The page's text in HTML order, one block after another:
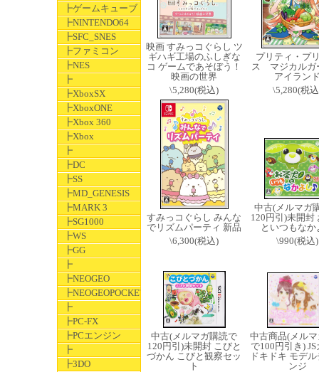
┣ゲームキューブ
┣NINTENDO64
┣SFC_SNES
┣ファミコン
┣NES
┣
┣XboxSX
┣XboxONE
┣Xbox 360
┣Xbox
┣
┣DC
┣SS
┣MD_GENESIS
┣MARK 3
┣SG1000
┣WS
┣GG
┣
┣NEOGEO
┣NEOGEOPOCKET
┣
┣PC-FX
┣PCエンジン
┣
┣3DO
映画 すみっコぐらし ツ
ギハギ工場のふしぎな
コ ゲームであそぼう！
映画の世界
\5,280(税込)
プリティ・プ
ス マジカルガ
アイラン
\5,280(税
すみっコぐらし みんな
でリズムパーティ 新品
\6,300(税込)
中古(メルマガ
120円引)未開封
といつもなか
\990(税込)
中古(メルマガ購読で
120円引)未開封 こびと
づかん こびと観察セッ
ト
中古商品(メル
で100円引き)
ドキドキ モデ
ンジ